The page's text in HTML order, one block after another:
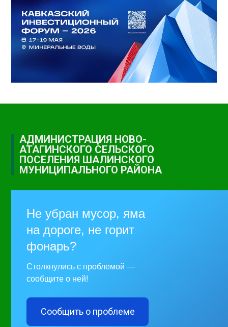
АДМИНИСТРАЦИЯ НОВО-
АТАГИНСКОГО СЕЛЬСКОГО
ПОСЕЛЕНИЯ ШАЛИНСКОГО
МУНИЦИПАЛЬНОГО РАЙОНА
Не убран мусор, яма
на дороге, не горит
фонарь?
Столкнулись с проблемой —
сообщите о ней!
Сообщить о проблеме